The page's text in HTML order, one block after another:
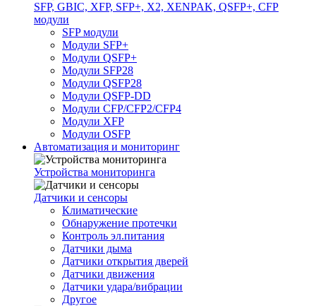
SFP, GBIC, XFP, SFP+, X2, XENPAK, QSFP+, CFP
модули
SFP модули
Модули SFP+
Модули QSFP+
Модули SFP28
Модули QSFP28
Модули QSFP-DD
Модули CFP/CFP2/CFP4
Модули XFP
Модули OSFP
Автоматизация и мониторинг
Устройства мониторинга
Датчики и сенсоры
Климатические
Обнаружение протечки
Контроль эл.питания
Датчики дыма
Датчики открытия дверей
Датчики движения
Датчики удара/вибрации
Другое